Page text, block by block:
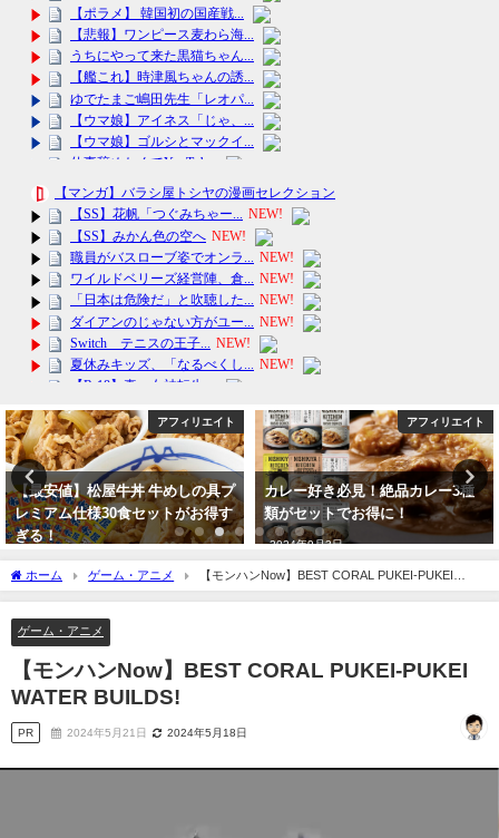
アフィリエイト
【最安値】松屋牛丼 牛めしの具プ
レミアム仕様30食セットがお得す
ぎる！
アフィリエイト
カレー好き必見！絶品カレー3種
類がセットでお得に！
2024年9月3日
ホーム ゲーム・アニメ
【モンハンNow】BEST CORAL PUKEI-PUKEI
WATER BUILDS!
ゲーム・アニメ
【モンハンNow】BEST CORAL PUKEI-PUKEI
WATER BUILDS!
PR 2024年5月21日 2024年5月18日